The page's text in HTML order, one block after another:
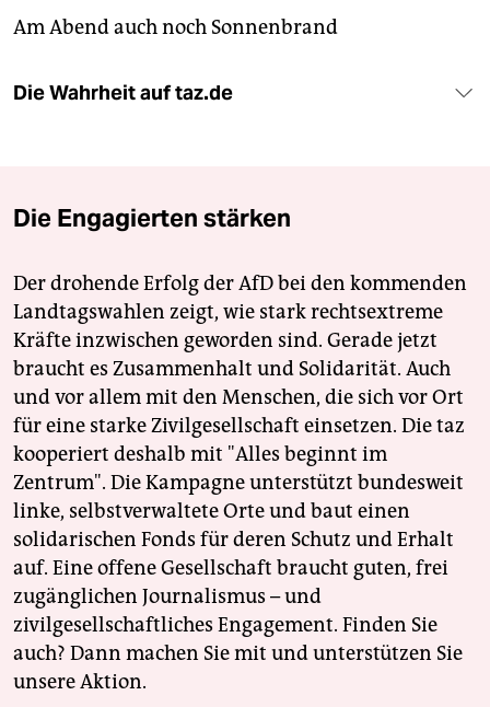
Am Abend auch noch Sonnenbrand
Die Wahrheit auf taz.de
Die Engagierten stärken
Der drohende Erfolg der AfD bei den kommenden
Landtagswahlen zeigt, wie stark rechtsextreme
Kräfte inzwischen geworden sind. Gerade jetzt
braucht es Zusammenhalt und Solidarität. Auch
und vor allem mit den Menschen, die sich vor Ort
für eine starke Zivilgesellschaft einsetzen. Die taz
kooperiert deshalb mit "Alles beginnt im
Zentrum". Die Kampagne unterstützt bundesweit
linke, selbstverwaltete Orte und baut einen
solidarischen Fonds für deren Schutz und Erhalt
auf. Eine offene Gesellschaft braucht guten, frei
zugänglichen Journalismus – und
zivilgesellschaftliches Engagement. Finden Sie
auch? Dann machen Sie mit und unterstützen Sie
unsere Aktion.